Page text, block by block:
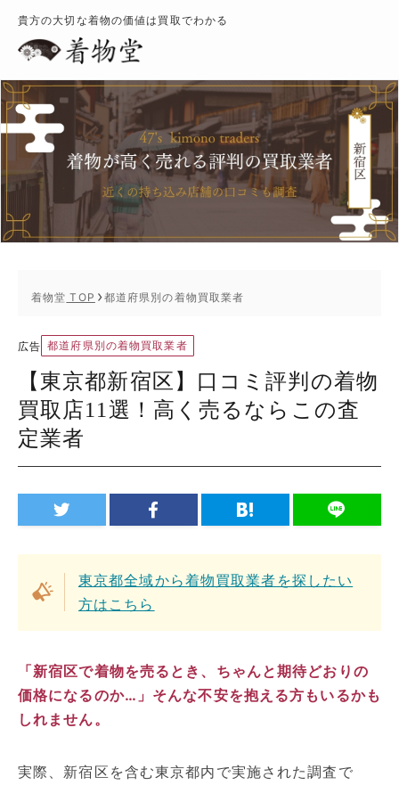
貴方の大切な着物の価値は買取でわかる
着物堂 TOP 都道府県別の着物買取業者
広告 都道府県別の着物買取業者
【東京都新宿区】口コミ評判の着物
買取店11選！高く売るならこの査
定業者
東京都全域から着物買取業者を探したい
方はこちら
「新宿区で着物を売るとき、ちゃんと期待どおりの
価格になるのか…」そんな不安を抱える方もいるかも
しれません。
実際、新宿区を含む東京都内で実施された調査で